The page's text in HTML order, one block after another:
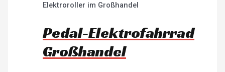
Elektroroller im Großhandel
Pedal-Elektrofahrrad
Großhandel